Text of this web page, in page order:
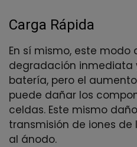
Carga Rápida
En sí mismo, este
degradación inmediata
batería, pero el
puede dañar los
celdas. Este mismo
transmisión de iones
al ánodo.